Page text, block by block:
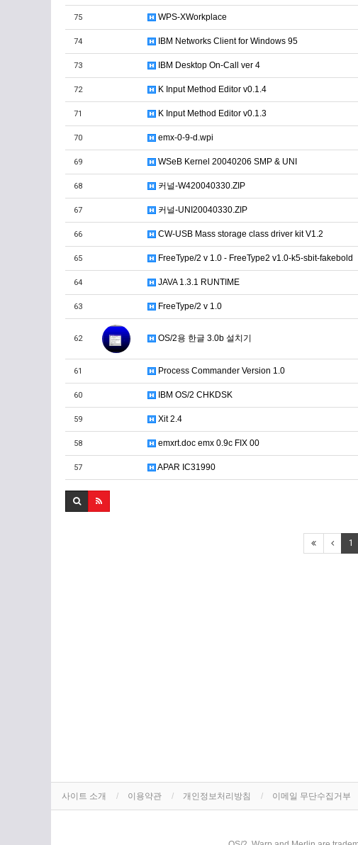
75 WPS-XWorkplace
74 IBM Networks Client for Windows 95
73 IBM Desktop On-Call ver 4
72 K Input Method Editor v0.1.4
71 K Input Method Editor v0.1.3
70 emx-0-9-d.wpi
69 WSeB Kernel 20040206 SMP & UNI
68 커널-W420040330.ZIP
67 커널-UNI20040330.ZIP
66 CW-USB Mass storage class driver kit V1.2
65 FreeType/2 v 1.0 - FreeType2 v1.0-k5-sbit-fakebold
64 JAVA 1.3.1 RUNTIME
63 FreeType/2 v 1.0
62 OS/2용 한글 3.0b 설치기
61 Process Commander Version 1.0
60 IBM OS/2 CHKDSK
59 Xit 2.4
58 emxrt.doc emx 0.9c FIX 00
57 APAR IC31990
1
사이트 소개 이용약관 개인정보처리방침 이메일 무단수집거부